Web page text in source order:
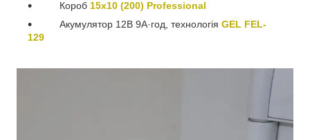
Короб 15х10 (200) Professional
Акумулятор 12В 9А·год, технологія GEL FEL-
129